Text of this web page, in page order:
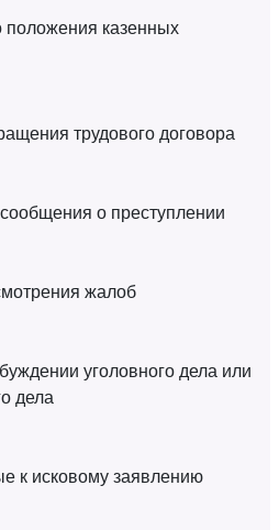
положения казенных
трудового договора
о преступлении
жалоб
уголовного дела или
дела
к исковому заявлению